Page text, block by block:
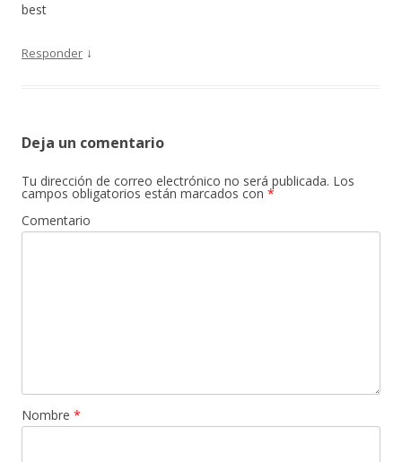
best
Responder ↓
Deja un comentario
Tu dirección de correo electrónico no será publicada. Los
campos obligatorios están marcados con *
Comentario
Nombre *